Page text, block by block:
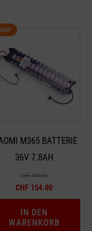
M365 BATTERIE
36V 7.8AH
CHF194.00
Ursprünglicher
Preis
war:
CHF 194.00
CHF 154.00Aktueller
Preis
CHF 154.00.
IN DEN
WARENKORB